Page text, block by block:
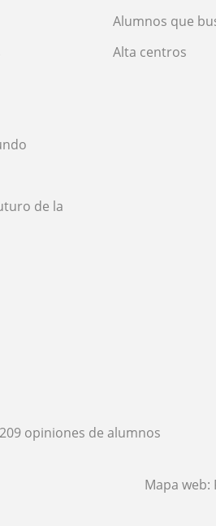
de la
Alumnos que
Alta centros
opiniones de alumnos
Mapa web: